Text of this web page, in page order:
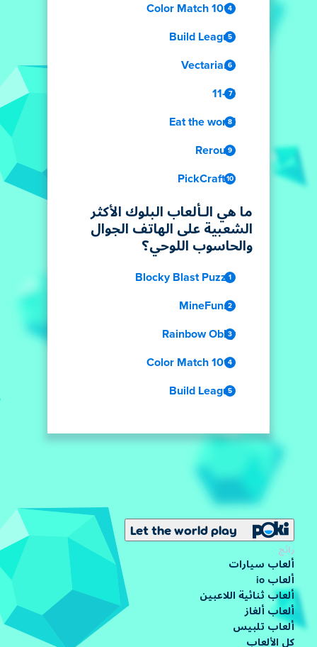
1010 Color Match
Build League
Vectaria.io
11-11
Eat the world
Reroute
PickCrafter
ما هي الـألعاب البلوك الأكثر
الشعبية على الهاتف الجوال
والحاسوب اللوحي؟
Blocky Blast Puzzle
MineFun.io
Rainbow Obby
1010 Color Match
Build League
Let the world play
رائج
ألعاب سيارات
ألعاب io
ألعاب ثنائية اللاعبين
ألعاب ألغاز
ألعاب تلبيس
كل الألعاب